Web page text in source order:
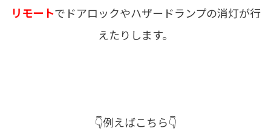
リモートでドアロックやハザードランプの消灯が行
えたりします。
👇例えばこちら👇